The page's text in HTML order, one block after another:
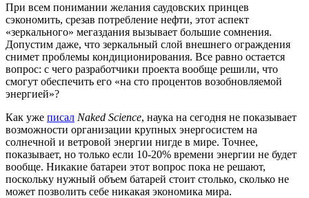
При всем понимании желания саудовских принцев
сэкономить, срезав потребление нефти, этот аспект
«зеркального» мегаздания вызывает большие сомнения.
Допустим даже, что зеркальный слой внешнего ограждения
снимет проблемы кондиционирования. Все равно остается
вопрос: с чего разработчики проекта вообще решили, что
смогут обеспечить его «на сто процентов возобновляемой
энергией»?
Как уже писал Naked Science, наука на сегодня не показывает
возможности организации крупных энергосистем на
солнечной и ветровой энергии нигде в мире. Точнее,
показывает, но только если 10-20% времени энергии не будет
вообще. Никакие батареи этот вопрос пока не решают,
поскольку нужный объем батарей стоит столько, сколько не
может позволить себе никакая экономика мира.